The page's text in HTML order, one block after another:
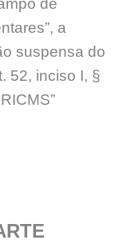
de
a
suspensa do
52, inciso I, §